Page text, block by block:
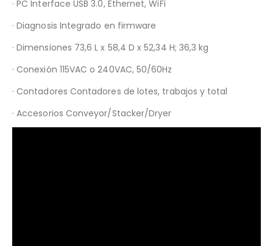
· PC Interface USB 3.0, Ethernet, WiFi
· Diagnosis Integrado en firmware
· Dimensiones 73,6 L x 58,4 D x 52,34 H; 36,3 kg
· Conexión 115VAC o 240VAC, 50/60Hz
· Contadores Contadores de lotes, trabajos y total
· Accesorios Conveyor/Stacker/Dryer